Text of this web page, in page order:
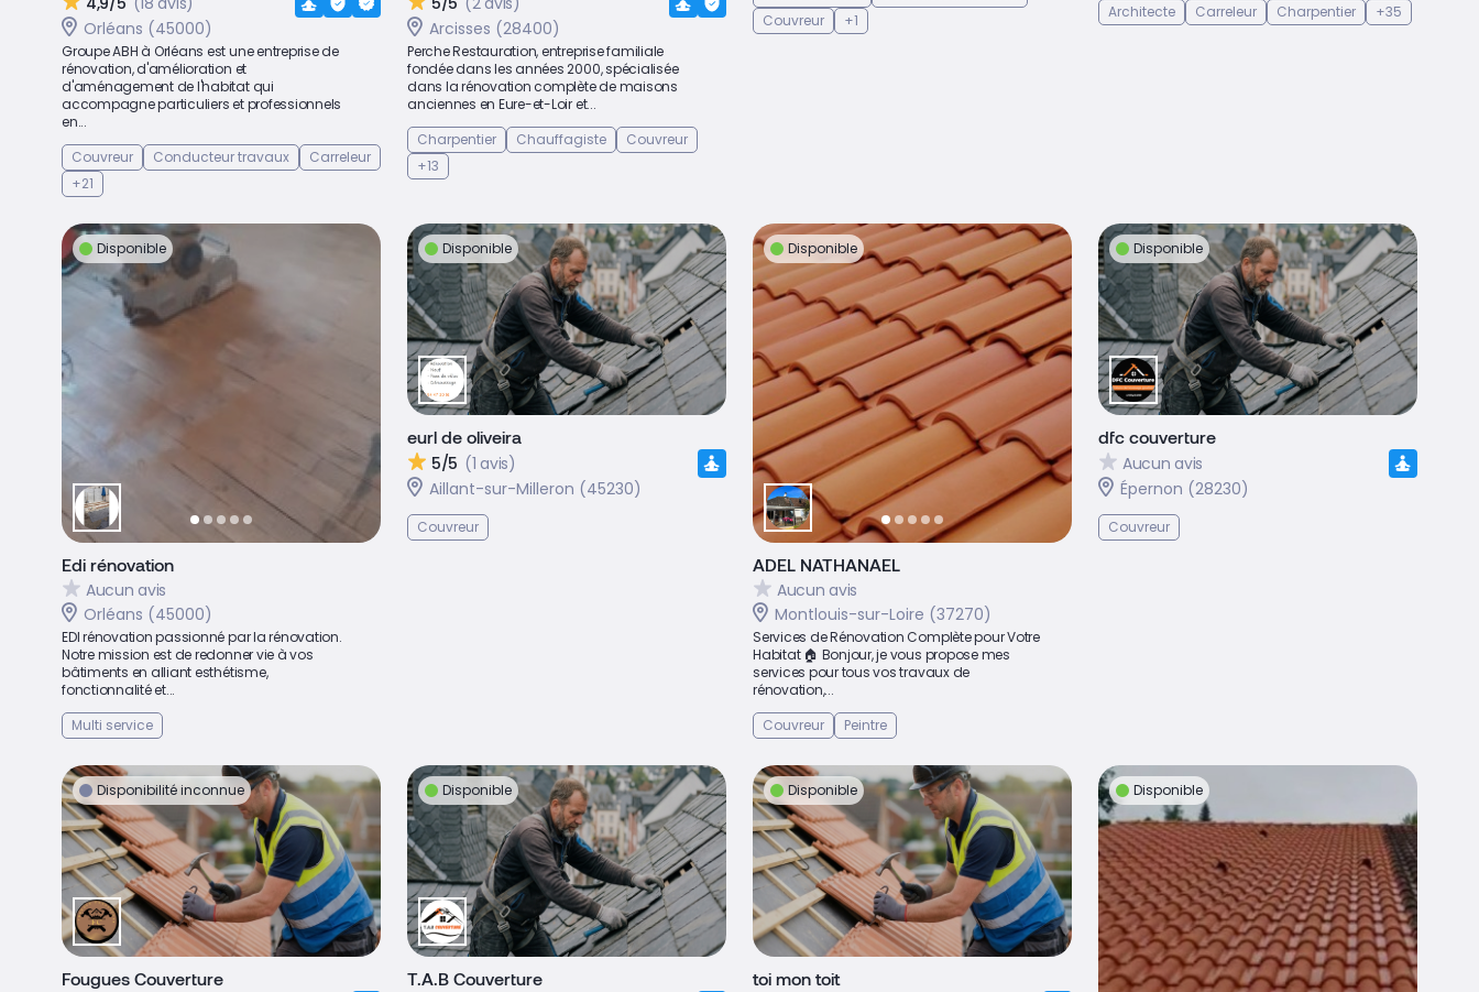
Orléans (45000)
Groupe ABH à Orléans est une entreprise de
rénovation, d'amélioration et
d'aménagement de l'habitat qui
accompagne particuliers et professionnels
en...
Couvreur
Conducteur travaux
Carreleur
+21
Arcisses (28400)
Perche Restauration, entreprise familiale
fondée dans les années 2000, spécialisée
dans la rénovation complète de maisons
anciennes en Eure-et-Loir et...
Charpentier
Chauffagiste
Couvreur
+13
Couvreur
+1
Architecte
Carreleur Charpentier +35
Disponible
Edi rénovation
Aucun avis
Orléans (45000)
EDI rénovation passionné par la rénovation.
Notre mission est de redonner vie à vos
bâtiments en alliant esthétisme,
fonctionnalité et...
Multi service
Disponible
eurl de oliveira
5/5 (1 avis)
Aillant-sur-Milleron (45230)
Couvreur
Disponible
ADEL NATHANAEL
Aucun avis
Montlouis-sur-Loire (37270)
Services de Rénovation Complète pour Votre
Habitat 🏠 Bonjour, je vous propose mes
services pour tous vos travaux de
rénovation,...
Couvreur
Peintre
Disponible
dfc couverture
Aucun avis
Épernon (28230)
Couvreur
Disponibilité inconnue
Fougues Couverture
Disponible
T.A.B Couverture
Disponible
toi mon toit
Disponible